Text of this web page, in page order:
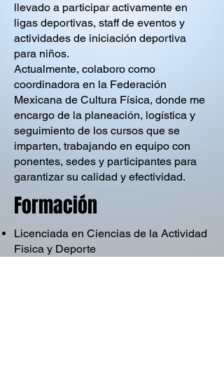
llevado a participar activamente en
ligas deportivas, staff de eventos y
actividades de iniciación deportiva
para niños.
Actualmente, colaboro como
coordinadora en la Federación
Mexicana de Cultura Física, donde me
encargo de la planeación, logística y
seguimiento de los cursos que se
imparten, trabajando en equipo con
ponentes, sedes y participantes para
garantizar su calidad y efectividad.
Formación
Licenciada en Ciencias de la Actividad
Fisica y Deporte